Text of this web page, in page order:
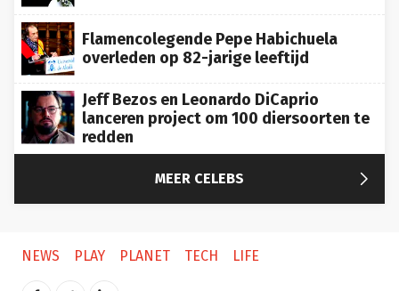
Flamencolegende Pepe Habichuela
overleden op 82-jarige leeftijd
Jeff Bezos en Leonardo DiCaprio
lanceren project om 100 diersoorten te
redden
MEER CELEBS 
NEWS PLAY PLANET TECH LIFE